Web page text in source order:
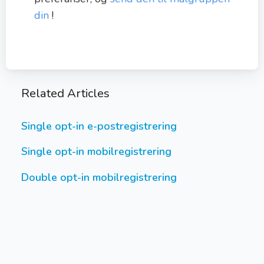
din !
Related Articles
Single opt-in e-postregistrering
Single opt-in mobilregistrering
Double opt-in mobilregistrering